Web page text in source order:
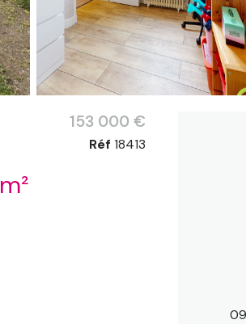
Maison 4 pièce(s) 2 chambre(s) 81 m²
153 000 €
Réf 18413